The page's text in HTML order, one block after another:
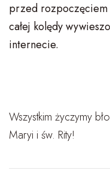
przed
całej kolędy
internecie.
Wszystkim życzymy
Maryi i św. Rity!